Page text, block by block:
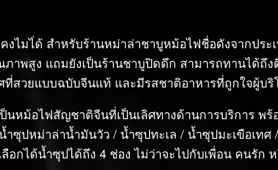
งไมไ่ด้ สำหรับร้านหม่าล่าชาบูหม้อไฟชื่อดังจากปร
าพสูง แถมยังเป็นร้านชาบูปิดดึก สามารถทานได้ถึง
ที่สวยแบบฉบับจีนแท้ และมีรสชาติอาหารที่ถูกใจผู้บริ
นหม้อไฟสัญชาติจีนที่เป็นเลิศทางด้านการบริการ พ
ซุปหม่าล่าน้ำมันวัว / น้ำซุปทะเล / น้ำซุปมะเขือเท
อกได้น้ำซุปได้ถึง 4 ช่อง ไม่ว่าจะไปกับเพื่อน คนรัก